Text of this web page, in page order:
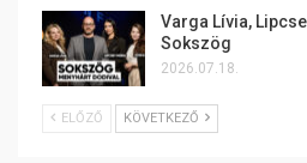
Varga Lívia,
Sokszög
2026.07.18.
ELŐZŐ KÖVETKEZŐ